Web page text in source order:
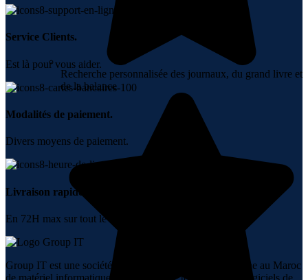
Recherche personnalisée des journaux, du grand livre et
de la balance
Service Clients.
Est là pour vous aider.
Modalités de paiement.
Divers moyens de paiement.
Livraison rapide.
En 72H max sur tout le Maroc.
Group IT est une société spécialisée dans la vente en ligne au Maroc
de matériel informatique, de réseaux, de téléphonie, de logiciels de